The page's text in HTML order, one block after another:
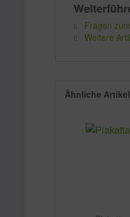
Fragen
Weitere
Ähnliche Artikel